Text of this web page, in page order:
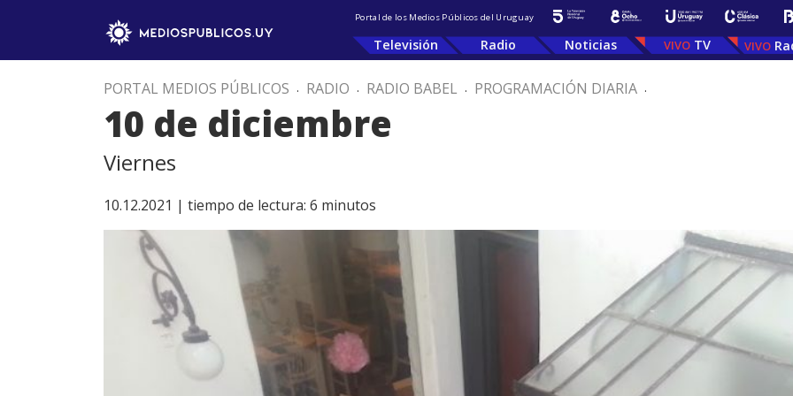
Portal de los Medios Públicos del Uruguay
Televisión Radio Noticias TV
PORTAL MEDIOS PÚBLICOS . RADIO . RADIO BABEL . PROGRAMACIÓN DIARIA .
10 de diciembre
Viernes
10.12.2021 | tiempo de lectura: 6 minutos